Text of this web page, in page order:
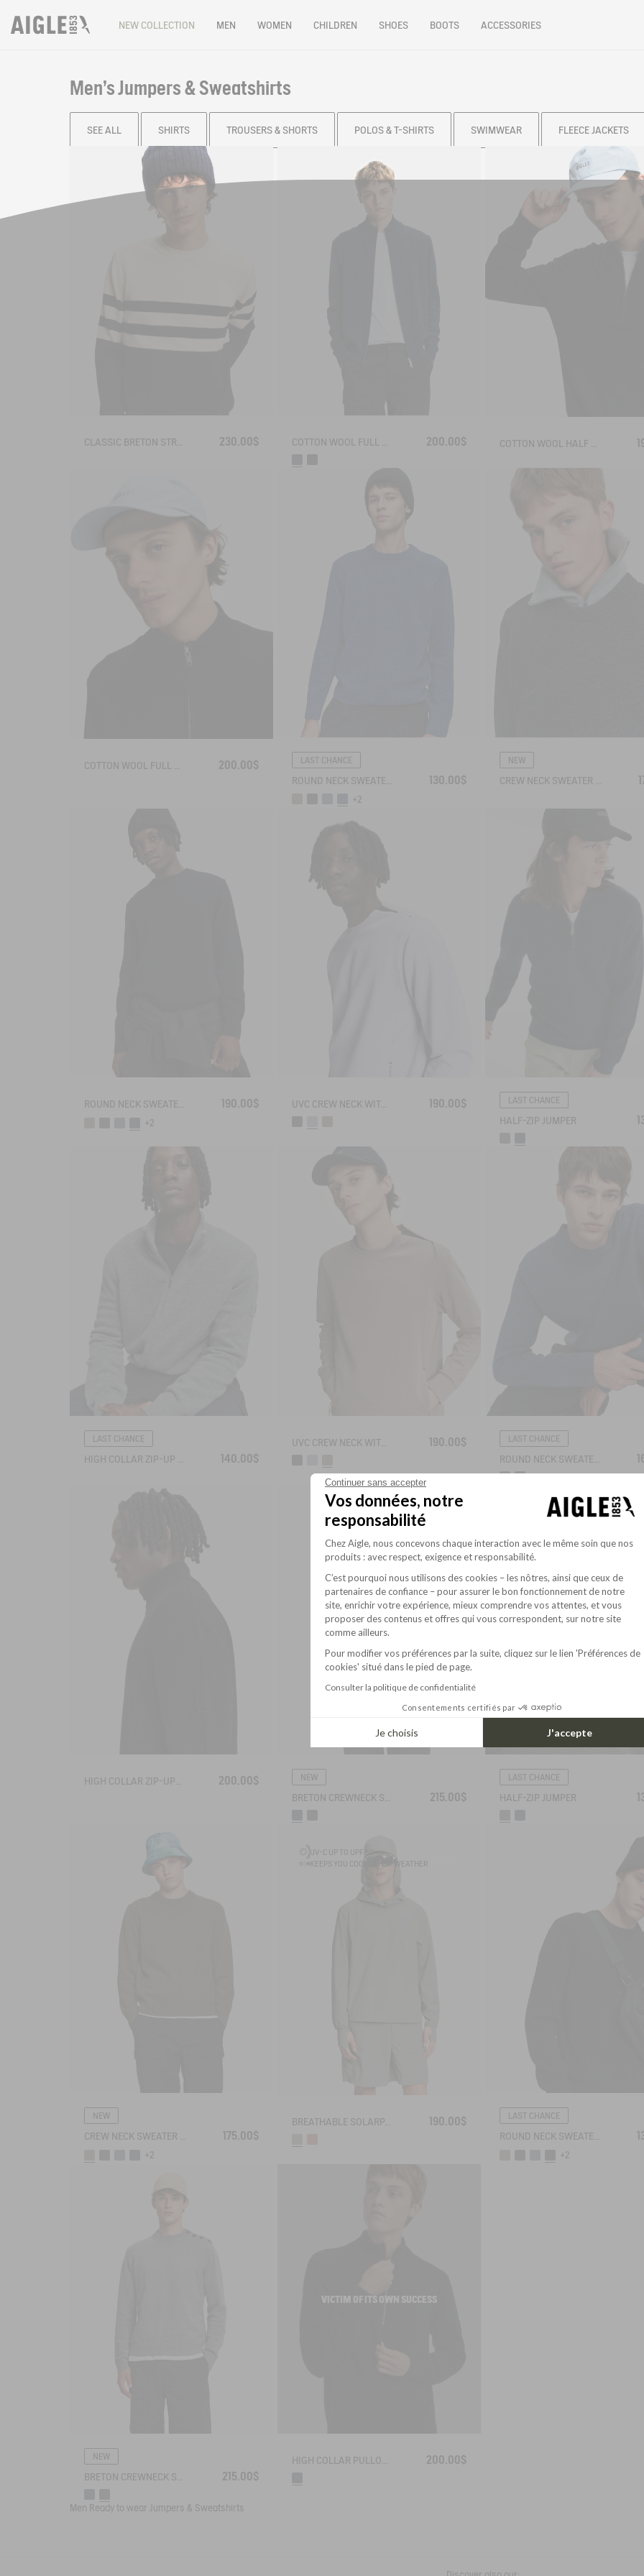
NEW COLLECTION MEN WOMEN CHILDREN SHOES BOOTS ACCESSORIES
Men's Jumpers & Sweatshirts
SEE ALL SHIRTS TROUSERS & SHORTS POLOS & T-SHIRTS SWIMWEAR FLEECE JACKETS
230.00$ 200.00$
200.00$ LAST CHANCE
130.00$
+2
NEW
ROUND NECK SWEATER IN WOOL BLE 190.00$
+2
UVC CREW NECK WITH ZIPPED POCKETS 190.00$ LAST CHANCE
HALF-ZIP JUMPER
LAST CHANCE
HIGH COLLAR ZIP-UP VEST 140.00$
UVC CREW NECK WITH ZIPPED POCKETS 190.00$ LAST CHANCE
ROUND NECK SWEATER WITH COLORBLOCK EFFECT IN WOOL BLEND
HIGH COLLAR ZIP-UP VEST 200.00$ NEW
BRETON CREWNECK SWEATER WITH SIDE BUTTONS 215.00$
LAST CHANCE
HALF-ZIP JUMPER
NEW
175.00$
+2
UV-C UP TO UPF 50+
KEEPS YOU COOL IN HOT WEATHER
190.00$ LAST CHANCE
+2
NEW
215.00$
VICTIM OF ITS OWN SUCCESS
200.00$
Men Ready to wear Jumpers & Sweatshirts
Continuer sans accepter
Vos données, notre
responsabilité
Plateforme de Gestion du Consentement :
Chez Aigle, nous concevons chaque interaction avec le même soin que nos
produits : avec respect, exigence et responsabilité.
C’est pourquoi nous utilisons des cookies – les nôtres, ainsi que ceux de
partenaires de confiance – pour assurer le bon fonctionnement de notre
site, enrichir votre expérience, mieux comprendre vos attentes, et vous
proposer des contenus et offres qui vous correspondent, sur notre site
comme ailleurs.
Pour modifier vos préférences par la suite, cliquez sur le lien 'Préférences de
cookies' situé dans le pied de page.
Consulter la politique de confidentialité
Consentements certifiés par
Je choisis J'accepte
Axeptio consent